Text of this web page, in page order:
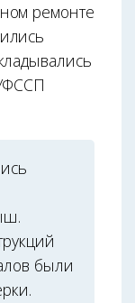
ремонте
были